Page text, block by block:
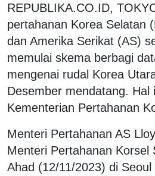
REPUBLIKA.CO.ID,
pertahanan Korea Selatan
dan Amerika Serikat (AS)
memulai skema berbagi
mengenai rudal Korea
Desember mendatang. Hal
Kementerian Pertahanan
Menteri Pertahanan AS
Menteri Pertahanan Korsel
Ahad (12/11/2023) di